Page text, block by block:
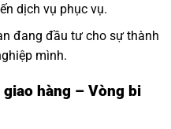
dịch vụ phục vụ.
đang đầu tư cho sự thành
mình.
hàng – Vòng bi